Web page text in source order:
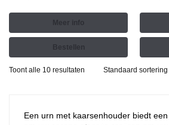
Meer info
Bestellen
Toont alle 10 resultaten
Een urn met kaarsenhouder biedt